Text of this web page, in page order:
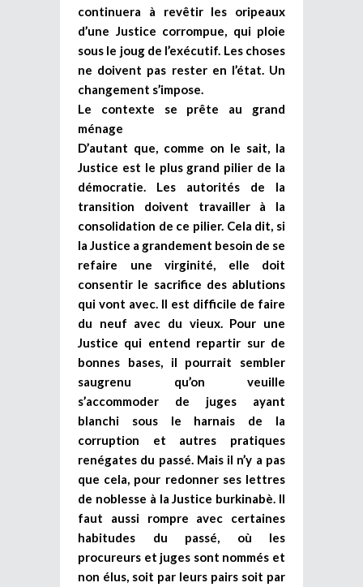
continuera à revêtir les oripeaux
d’une Justice corrompue, qui ploie
sous le joug de l’exécutif. Les choses
ne doivent pas rester en l’état. Un
changement s’impose.
Le contexte se prête au grand
ménage
D’autant que, comme on le sait, la
Justice est le plus grand pilier de la
démocratie. Les autorités de la
transition doivent travailler à la
consolidation de ce pilier. Cela dit, si
la Justice a grandement besoin de se
refaire une virginité, elle doit
consentir le sacrifice des ablutions
qui vont avec. Il est difficile de faire
du neuf avec du vieux. Pour une
Justice qui entend repartir sur de
bonnes bases, il pourrait sembler
saugrenu qu’on veuille
s’accommoder de juges ayant
blanchi sous le harnais de la
corruption et autres pratiques
renégates du passé. Mais il n’y a pas
que cela, pour redonner ses lettres
de noblesse à la Justice burkinabè. Il
faut aussi rompre avec certaines
habitudes du passé, où les
procureurs et juges sont nommés et
non élus, soit par leurs pairs soit par